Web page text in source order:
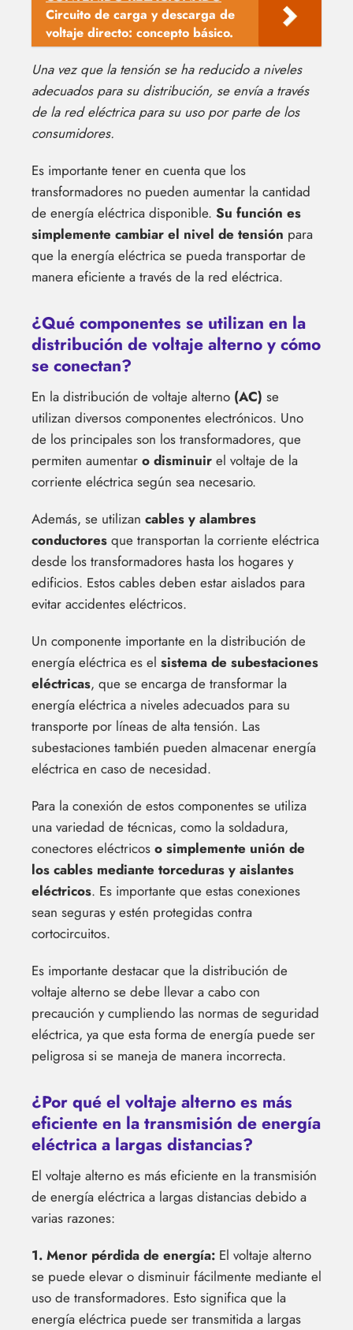
Circuito de carga y descarga de
voltaje directo: concepto básico.
Una vez que la tensión se ha reducido a niveles
adecuados para su distribución, se envía a través
de la red eléctrica para su uso por parte de los
consumidores.
Es importante tener en cuenta que los
transformadores no pueden aumentar la cantidad
de energía eléctrica disponible. Su función es
simplemente cambiar el nivel de tensión para
que la energía eléctrica se pueda transportar de
manera eficiente a través de la red eléctrica.
¿Qué componentes se utilizan en la
distribución de voltaje alterno y cómo
se conectan?
En la distribución de voltaje alterno (AC) se
utilizan diversos componentes electrónicos. Uno
de los principales son los transformadores, que
permiten aumentar o disminuir el voltaje de la
corriente eléctrica según sea necesario.
Además, se utilizan cables y alambres
conductores que transportan la corriente eléctrica
desde los transformadores hasta los hogares y
edificios. Estos cables deben estar aislados para
evitar accidentes eléctricos.
Un componente importante en la distribución de
energía eléctrica es el sistema de subestaciones
eléctricas, que se encarga de transformar la
energía eléctrica a niveles adecuados para su
transporte por líneas de alta tensión. Las
subestaciones también pueden almacenar energía
eléctrica en caso de necesidad.
Para la conexión de estos componentes se utiliza
una variedad de técnicas, como la soldadura,
conectores eléctricos o simplemente unión de
los cables mediante torceduras y aislantes
eléctricos. Es importante que estas conexiones
sean seguras y estén protegidas contra
cortocircuitos.
Es importante destacar que la distribución de
voltaje alterno se debe llevar a cabo con
precaución y cumpliendo las normas de seguridad
eléctrica, ya que esta forma de energía puede ser
peligrosa si se maneja de manera incorrecta.
¿Por qué el voltaje alterno es más
eficiente en la transmisión de energía
eléctrica a largas distancias?
El voltaje alterno es más eficiente en la transmisión
de energía eléctrica a largas distancias debido a
varias razones:
1. Menor pérdida de energía: El voltaje alterno
se puede elevar o disminuir fácilmente mediante el
uso de transformadores. Esto significa que la
energía eléctrica puede ser transmitida a largas